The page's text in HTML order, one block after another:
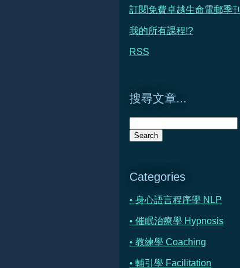
訂閱免費卓越生命電郵季刊
我的所有課程!?
RSS
搜尋文章...
Categories
• 身心語言程序學 NLP
• 催眠治療學 Hypnosis
• 教練學 Coaching
• 輔引學 Facilitation